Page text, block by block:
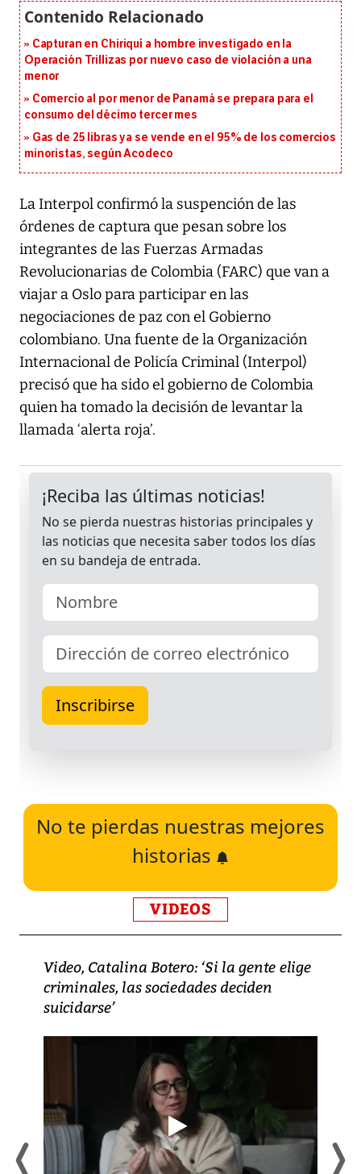
Capturan en Chiriquí a hombre investigado en la
Operación Trillizas por nuevo caso de violación a una
menor
Comercio al por menor de Panamá se prepara para el
consumo del décimo tercer mes
Gas de 25 libras ya se vende en el 95% de los comercios
minoristas, según Acodeco
La Interpol confirmó la suspención de las
órdenes de captura que pesan sobre los
integrantes de las Fuerzas Armadas
Revolucionarias de Colombia (FARC) que van a
viajar a Oslo para participar en las
negociaciones de paz con el Gobierno
colombiano. Una fuente de la Organización
Internacional de Policía Criminal (Interpol)
precisó que ha sido el gobierno de Colombia
quien ha tomado la decisión de levantar la
llamada ‘alerta roja’.
No te pierdas nuestras mejores
historias
VIDEOS
Video, Catalina Botero: ‘Si la gente elige
criminales, las sociedades deciden
suicidarse’